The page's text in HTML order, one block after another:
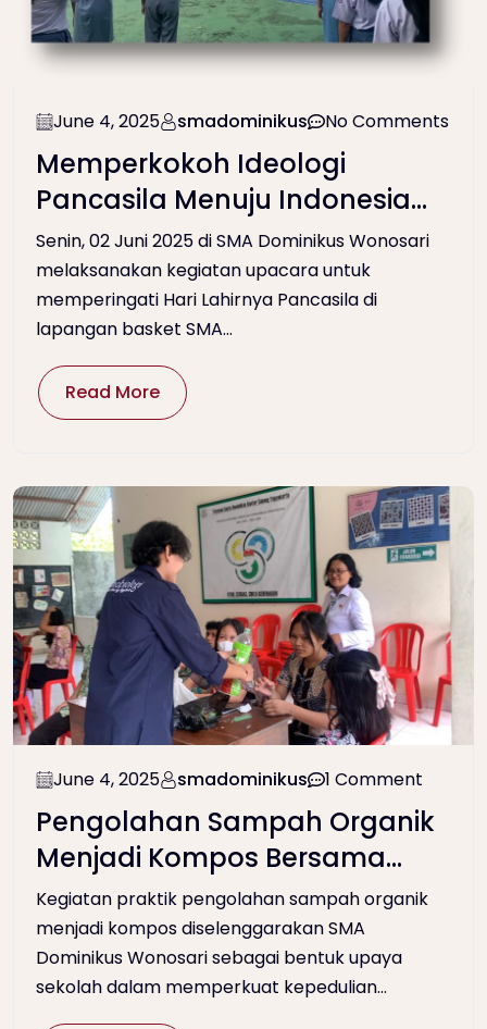
June 4, 2025 smadominikus No Comments
Memperkokoh Ideologi
Pancasila Menuju Indonesia
Raya: Upacara Peringatan Hari
Lahirnya Pancasila di
SMA Dominikus Wonosari
Senin, 02 Juni 2025 di SMA Dominikus Wonosari
melaksanakan kegiatan upacara untuk
memperingati Hari Lahirnya Pancasila di
lapangan basket SMA...
Read More
June 4, 2025 smadominikus 1 Comment
Pengolahan Sampah Organik
Menjadi Kompos Bersama
Fakultas Teknobiologi,
Universitas Atma Jaya
Yogyakarta
Kegiatan praktik pengolahan sampah organik
menjadi kompos diselenggarakan SMA
Dominikus Wonosari sebagai bentuk upaya
sekolah dalam memperkuat kepedulian...